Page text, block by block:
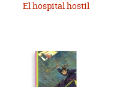
El hospital hostil